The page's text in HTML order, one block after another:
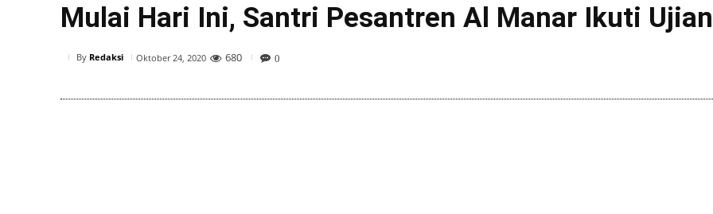
Mulai Hari Ini, Santri Pesantren Al Manar Ikuti
By Redaksi Oktober 24, 2020 680 0